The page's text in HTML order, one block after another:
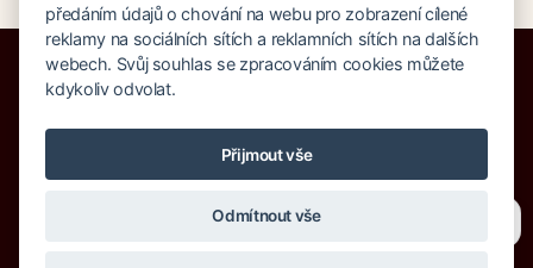
Poistenie proti úpadku 1 505 000 EUR
předáním údajů o chování na webu pro zobrazení cílené
reklamy na sociálních sítích a reklamních sítích na dalších
webech. Svůj souhlas se zpracováním cookies můžete
kdykoliv odvolat.
Přijmout vše
Odmítnout vše
Chettyho.